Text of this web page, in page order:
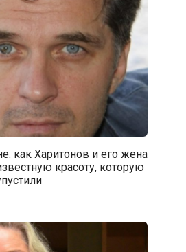
как Харитонов и его жена
красоту, которую